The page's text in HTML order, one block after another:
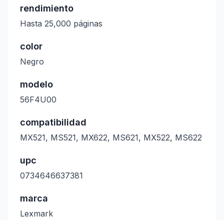
rendimiento
Hasta 25,000 páginas
color
Negro
modelo
56F4U00
compatibilidad
MX521, MS521, MX622, MS621, MX522, MS622
upc
0734646637381
marca
Lexmark